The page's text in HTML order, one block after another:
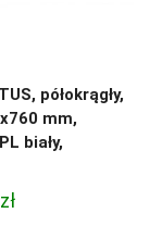
półokrągły,
mm,
biały,
zł